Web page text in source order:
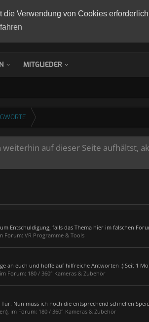
Verwendung von Cookies
MITGLIEDER
auf dieser Seite aufhältst,
Entschuldigung, falls das Thema hier im falschen
Forum: VR Programme & Tools
an euch und hoffe auf hilfreiche Antworten :) Seit 1
Forum: 180 / 360° Kameras & Zubehör
Nun muss ich noch die entsprechend schnellen
im Forum: 180 / 360° Kameras & Zubehör